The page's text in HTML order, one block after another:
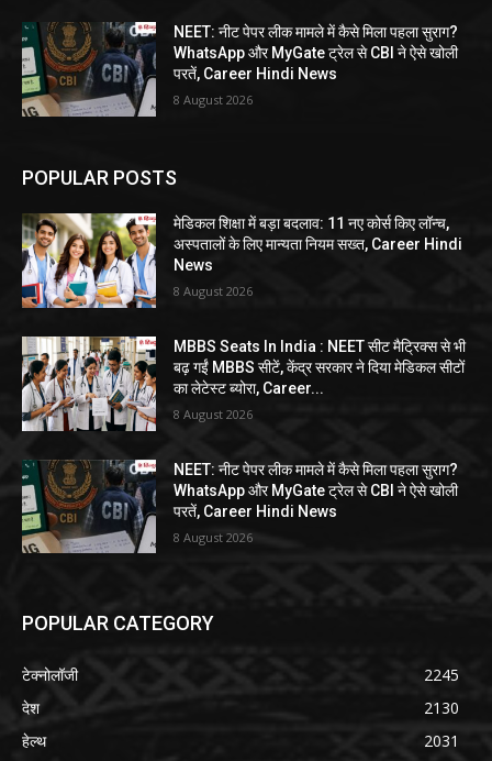
NEET: नीट पेपर लीक मामले में कैसे मिला पहला सुराग?
WhatsApp और MyGate ट्रेल से CBI ने ऐसे खोली
परतें, Career Hindi News
8 August 2026
POPULAR POSTS
मेडिकल शिक्षा में बड़ा बदलाव: 11 नए कोर्स किए लॉन्च,
अस्पतालों के लिए मान्यता नियम सख्त, Career Hindi
News
8 August 2026
MBBS Seats In India : NEET सीट मैट्रिक्स से भी
बढ़ गईं MBBS सीटें, केंद्र सरकार ने दिया मेडिकल सीटों
का लेटेस्ट ब्योरा, Career...
8 August 2026
NEET: नीट पेपर लीक मामले में कैसे मिला पहला सुराग?
WhatsApp और MyGate ट्रेल से CBI ने ऐसे खोली
परतें, Career Hindi News
8 August 2026
POPULAR CATEGORY
टेक्नोलॉजी
2245
देश
2130
हेल्थ
2031